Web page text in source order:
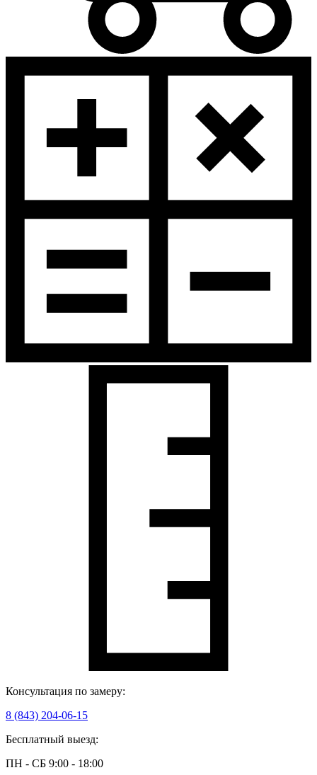
Консультация по замеру:
8 (843) 204-06-15
Бесплатный выезд:
ПН - СБ 9:00 - 18:00